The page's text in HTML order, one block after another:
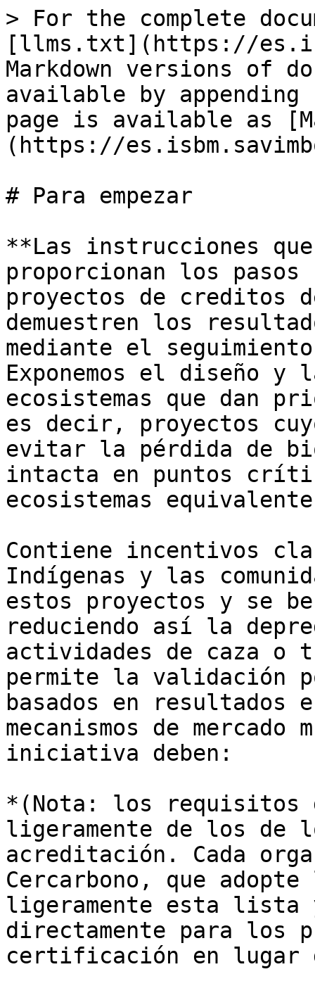
> For the complete
[llms.txt](https://
Markdown versions of
available by
page is available as
(https://
# Para empezar
**Las instrucciones
proporcionan los
proyectos de creditos
demuestren los
mediante el
Exponemos el diseño
ecosistemas que dan
es decir, proyectos
evitar la pérdida de
intacta en puntos
ecosistemas
Contiene incentivos
Indígenas y las
estos proyectos y se
reduciendo así la
actividades de caza o
permite la validación
basados en resultados
mecanismos de mercado
iniciativa deben:
*(Nota: los requisitos
ligeramente de los de
acreditación. Cada
Cercarbono, que
ligeramente esta lista
directamente para los
certificación en lugar